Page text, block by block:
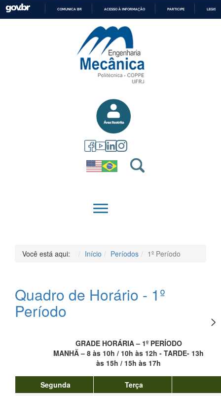
PARA
CONTEÚDO
COMUNICA BR ACESSO À INFORMAÇÃO PARTICIPE
QUEM SOMOS
Você está aqui: Início Períodos 1º Período
Quadro de Horário - 1º
Período
GRADE HORÁRIA – 1º PERÍODO
MANHÃ – 8 às 10h / 10h às 12h - TARDE- 13h
às 15h / 15h às 17h
Segunda Terça